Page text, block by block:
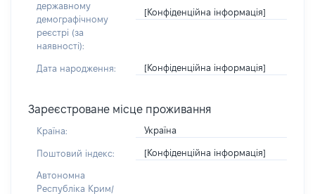
державному
демографічному
реєстрі (за
наявності):
[Конфіденційна інформація]
Дата народження: [Конфіденційна інформація]
Зареєстроване місце проживання
Країна: Україна
Поштовий індекс: [Конфіденційна інформація]
Автономна
Республіка Крим/